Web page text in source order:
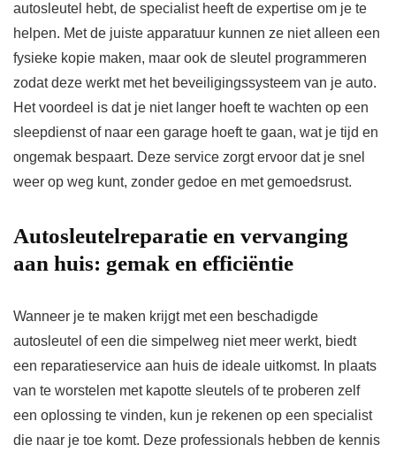
autosleutel hebt, de specialist heeft de expertise om je te
helpen. Met de juiste apparatuur kunnen ze niet alleen een
fysieke kopie maken, maar ook de sleutel programmeren
zodat deze werkt met het beveiligingssysteem van je auto.
Het voordeel is dat je niet langer hoeft te wachten op een
sleepdienst of naar een garage hoeft te gaan, wat je tijd en
ongemak bespaart. Deze service zorgt ervoor dat je snel
weer op weg kunt, zonder gedoe en met gemoedsrust.
Autosleutelreparatie en vervanging
aan huis: gemak en efficiëntie
Wanneer je te maken krijgt met een beschadigde
autosleutel of een die simpelweg niet meer werkt, biedt
een reparatieservice aan huis de ideale uitkomst. In plaats
van te worstelen met kapotte sleutels of te proberen zelf
een oplossing te vinden, kun je rekenen op een specialist
die naar je toe komt. Deze professionals hebben de kennis